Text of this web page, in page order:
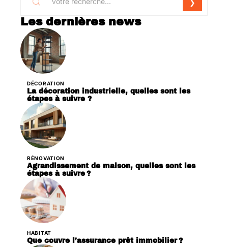
Les dernières news
DÉCORATION
La décoration industrielle, quelles sont les
étapes à suivre ?
RÉNOVATION
Agrandissement de maison, quelles sont les
étapes à suivre ?
HABITAT
Que couvre l’assurance prêt immobilier ?